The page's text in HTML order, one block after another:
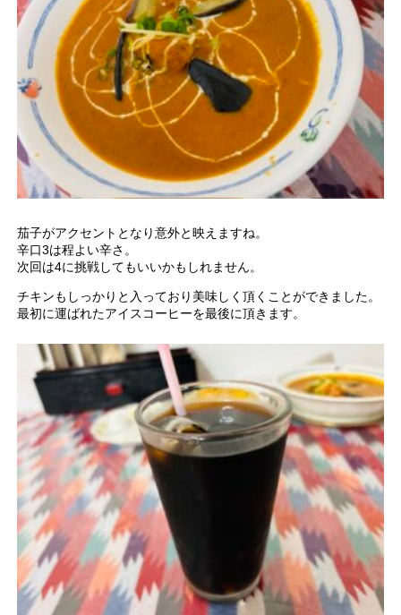
茄子がアクセントとなり意外と映えますね。
辛口3は程よい辛さ。
次回は4に挑戦してもいいかもしれません。
チキンもしっかりと入っており美味しく頂くことができました。
最初に運ばれたアイスコーヒーを最後に頂きます。